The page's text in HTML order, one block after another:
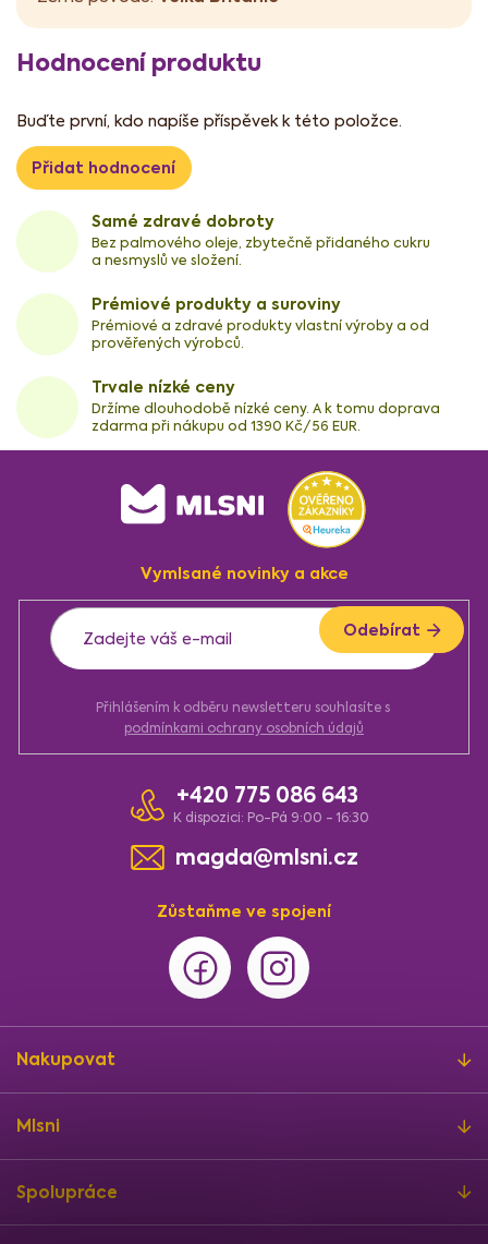
Samé zdravé dobroty
Bez palmového oleje, zbytečně přidaného cukru
a nesmyslů ve složení.
Prémiové produkty a suroviny
Prémiové a zdravé produkty vlastní výroby a od
prověřených výrobců.
Trvale nízké ceny
Držíme dlouhodobě nízké ceny. A k tomu doprava
zdarma při nákupu od 1390 Kč/56 EUR.
Hodnocení produktu
Buďte první, kdo napíše příspěvek k této položce.
Přidat hodnocení
Vymlsané novinky a akce
Přihlášením k odběru newsletteru souhlasíte s
podmínkami ochrany osobních údajů
Odebírat
Zůstaňme ve spojení
+420 775 086 643
K dispozici: Po-Pá 9:00 - 16:30
magda@mlsni.cz
Nakupovat
Mlsni
Spolupráce